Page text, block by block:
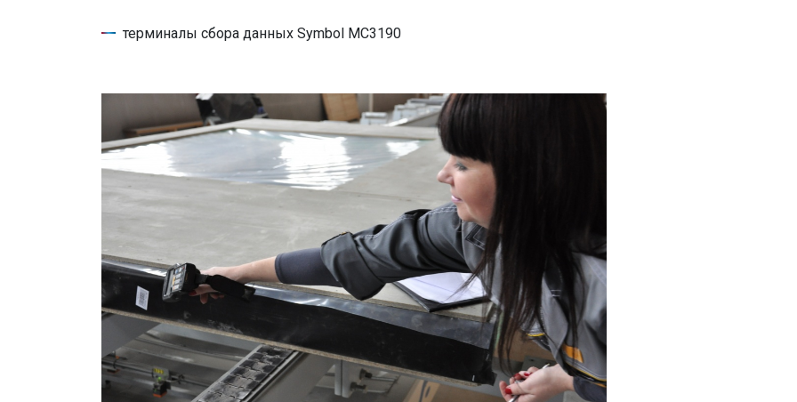
терминалы сбора данных Symbol МС3190